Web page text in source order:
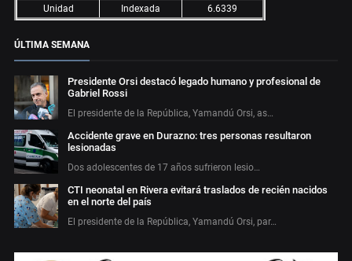
Unidad
Indexada 6.6339
ÚLTIMA SEMANA
Presidente Orsi destacó legado humano y profesional de
Gabriel Rossi
El presidente de la República, Yamandú Orsi, as…
Accidente grave en Durazno: tres personas resultaron
lesionadas
Dos adolescentes de 17 años sufrieron lesio…
CTI neonatal en Rivera evitará traslados de recién nacidos
en el norte del país
El presidente de la República, Yamandú Orsi, par…